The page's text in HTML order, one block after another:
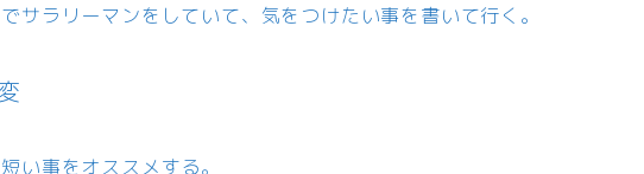
サラリーマンをしていて、気をつけたい事を書いて行く。
い事をオススメする。